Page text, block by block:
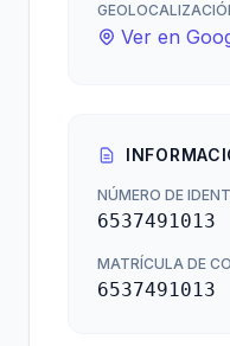
Ver en
NÚMERO DE
6537491013
MATRÍCULA DE
6537491013